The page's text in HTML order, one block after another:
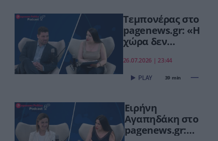
Τεμπονέρας στο
pagenews.gr: «Η
χώρα δεν
χαμένη
επταετία»–Τι
ΟΠΕΚΕΠΕ,Τσίπρα
26.07.2026 | 23:44
39 min
Ειρήνη
Αγαπηδάκη στο
pagenews.gr: